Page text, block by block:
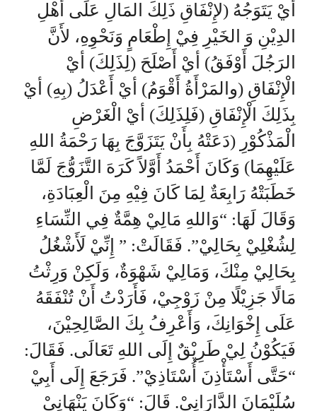
أيْ يَتَوَجُهُ (لإِنْفَاقِ ذَلِكَ المَالِ عَلَى أَهْلِ
الدِيْنِ وَ الخَيْرِ فِيْ إِطْعَامٍ وَنَحْوِهِ، لأَنَّ
الرَجُلَ أَوْفَقُ) أيْ أَصْلَحَ (لِذَلِكَ) أيْ
الْإِنْفَاقِ (والمَرْأَةُ أَقْوَمُ) أيْ أَعْدَلُ (بِهِ) أيْ
بِذَلِكَ الْإِنْفَاقِ (فَلِذَلِكَ) أيْ الْغَرْضِ
الْمَذْكُوْرِ (دَعَتْهُ بِأَنْ يَتَزَوَّجَ بِهَا رَحْمَةُ اللهِ
عَلَيْهِمَا) وَكَانَ أَحْمَدُ أَوَّلاً كَرَهَ التَّزَوُّجَ لَمَّا
خَطَبَتْهُ رَابِعَةٌ لِمَا كَانَ فِيْهِ مِنَ الْعِبَادَةِ،
وَقَالَ لَهَا: “وَاللهِ مَالِيْ هِمَّةٌ فِي النِّسَاءِ
لِشُغْلِيْ بِحَالِيْ”. فَقَالَتْ: ” إِنِّيْ لَأَشْغُلُ
بِحَالِيْ مِنْكَ، وَمَالِيْ شَهْوَةٌ، وَلَكِنْ وَرِثْتُ
مَالًا جَزِيْلًا مِنْ زَوْجِيْ، فَأَرَدْتُ أَنْ تُنْفَقَهُ
عَلَى إِخْوَانِكَ، وَأَعْرِفُ بِكَ الصَّالِحِيْنَ،
فَيَكُوْنُ لِيْ طَرِيْقٌ إِلَى اللهِ تَعَالَى. فَقَالَ:
“حَتَّى أَسْتَأْذِنَ أُسْتَاذِيْ”. فَرَجَعَ إِلَى أَبِيْ
سُلَيْمَانَ الدَّارَانِيْ. قَالَ: “وَكَانَ يَنْهَانِيْ